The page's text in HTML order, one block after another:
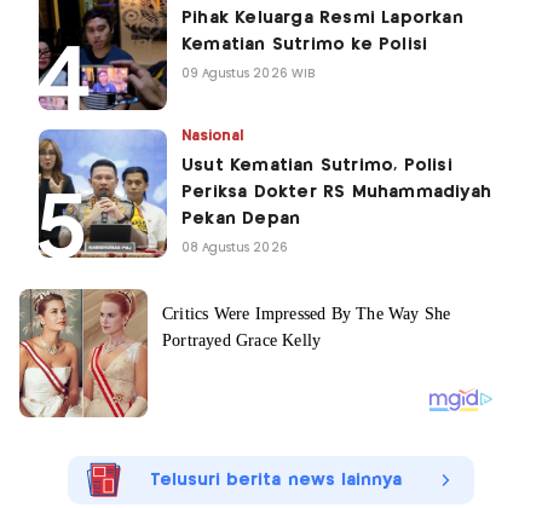
Pihak Keluarga Resmi Laporkan
Kematian Sutrimo ke Polisi
09 Agustus 2026 WIB
Nasional
Usut Kematian Sutrimo, Polisi
Periksa Dokter RS Muhammadiyah
Pekan Depan
08 Agustus 2026
Telusuri berita news lainnya